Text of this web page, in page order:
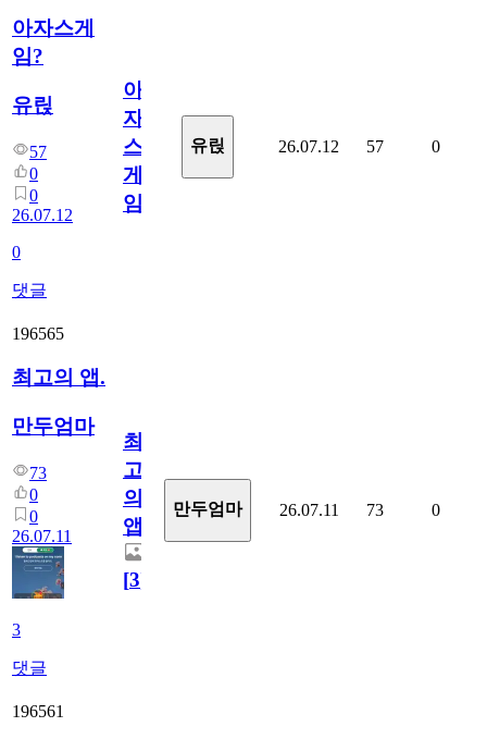
아자스게
임?
유릱
57
0
0
26.07.12
0
댓글
아
자
스
게
임?
유릱 26.07.12 57 0
196565
최고의 앱.
만두엄마
73
0
0
26.07.11
3
댓글
최
고
의
앱.
[3]
만두엄마 26.07.11 73 0
196561